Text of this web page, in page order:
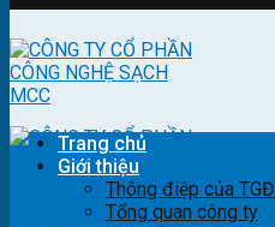
Trang chủ
Giới thiệu
Thông điệp của TGĐ
Tổng quan công ty